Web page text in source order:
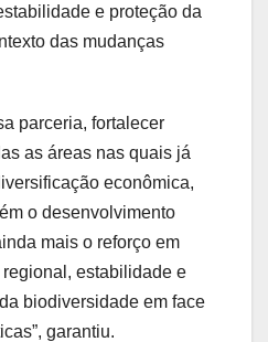
e proteção da
das mudanças
parceria, fortalecer
as áreas nas quais já
econômica,
o desenvolvimento
mais o reforço em
estabilidade e
biodiversidade em face
garantiu.